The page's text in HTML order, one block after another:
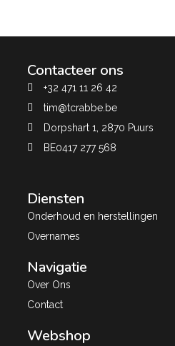
Contacteer ons
+32 471 11 26 42
tim@tcrabbe.be
Dorpshart 1, 2870 Puurs
BE0417 277 568
Diensten
Onderhoud en herstellingen
Overnames
Navigatie
Over Ons
Contact
Webshop